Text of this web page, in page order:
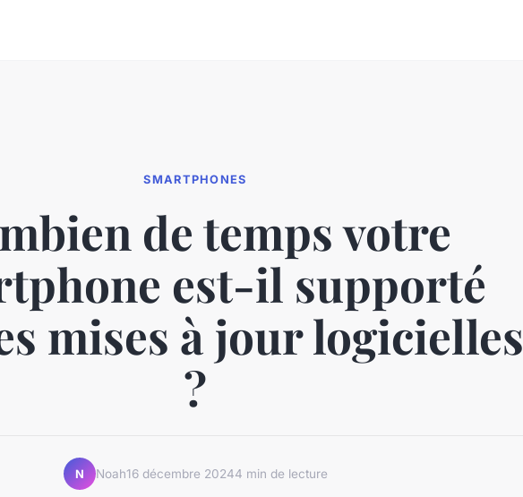
SMARTPHONES
de temps votre
est-il supporté
mises à jour logicielles
?
N Noah16 décembre 20244 min de lecture